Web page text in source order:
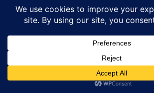
                   │
উচ্চ ফ্রিকোয়েন্সির শব্দ তরঙ্গ ─────► নির্দিষ্ট
১. ন্যানো-প্রযুক্তি ও চৌম্বকীয়